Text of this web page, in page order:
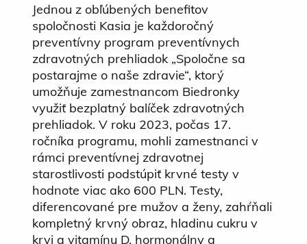
Jednou z obľúbených benefitov
spoločnosti Kasia je každoročný
preventívny program preventívnych
zdravotných prehliadok „Spoločne sa
postarajme o naše zdravie“, ktorý
umožňuje zamestnancom Biedronky
využiť bezplatný balíček zdravotných
prehliadok. V roku 2023, počas 17.
ročníka programu, mohli zamestnanci v
rámci preventívnej zdravotnej
starostlivosti podstúpiť krvné testy v
hodnote viac ako 600 PLN. Testy,
diferencované pre mužov a ženy, zahŕňali
kompletný krvný obraz, hladinu cukru v
krvi a vitamínu D, hormonálny a